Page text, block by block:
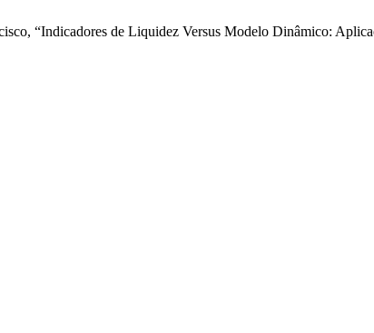
“Indicadores de Liquidez Versus Modelo Dinâmico: